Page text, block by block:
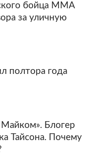
бойца ММА
за уличную
полтора года
Майком». Блогер
Тайсона. Почему